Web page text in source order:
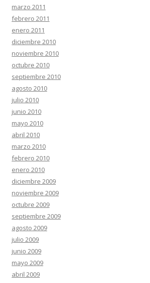
marzo 2011
febrero 2011
enero 2011
diciembre 2010
noviembre 2010
octubre 2010
septiembre 2010
agosto 2010
julio 2010
junio 2010
mayo 2010
abril 2010
marzo 2010
febrero 2010
enero 2010
diciembre 2009
noviembre 2009
octubre 2009
septiembre 2009
agosto 2009
julio 2009
junio 2009
mayo 2009
abril 2009